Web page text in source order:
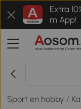
Extra
m App!
Sport en hobby /